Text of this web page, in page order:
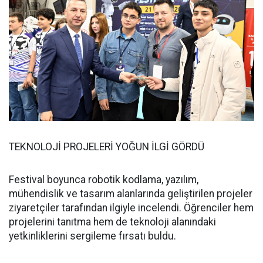
TEKNOLOJİ PROJELERİ YOĞUN İLGİ GÖRDÜ
Festival boyunca robotik kodlama, yazılım,
mühendislik ve tasarım alanlarında geliştirilen projeler
ziyaretçiler tarafından ilgiyle incelendi. Öğrenciler hem
projelerini tanıtma hem de teknoloji alanındaki
yetkinliklerini sergileme fırsatı buldu.